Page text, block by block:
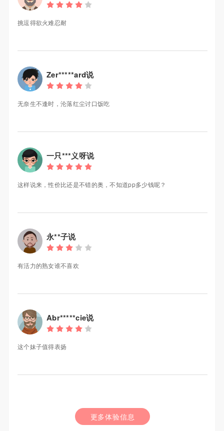
挑逗得欲火难忍耐
Zer*****ard说
无奈生不逢时，沦落红尘讨口饭吃
一只***义呀说
这样说来，性价比还是不错的奥，不知道pp多少钱呢？
永**子说
有活力的熟女谁不喜欢
Abr*****cie说
这个妹子值得表扬
更多体验信息